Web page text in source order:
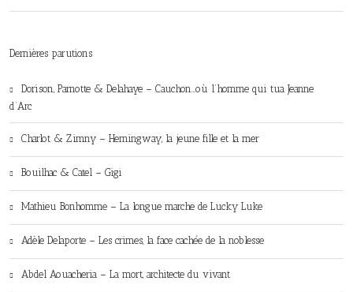
Dernières parutions
Dorison, Parnotte & Delahaye – Cauchon…où l’homme qui tua Jeanne
d’Arc
Charlot & Zimny – Hemingway, la jeune fille et la mer
Bouilhac & Catel – Gigi
Mathieu Bonhomme – La longue marche de Lucky Luke
Adèle Delaporte – Les crimes, la face cachée de la noblesse
Abdel Aouacheria – La mort, architecte du vivant